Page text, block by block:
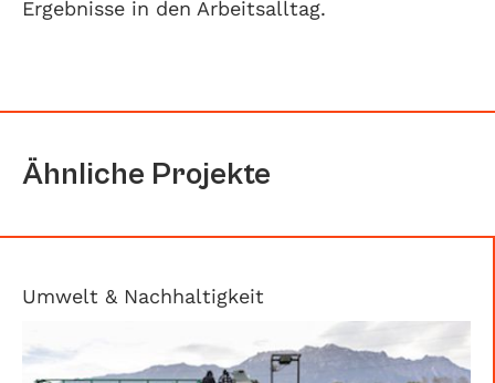
Ergebnisse in den Arbeitsalltag.
Ähnliche Projekte
Umwelt & Nachhaltigkeit